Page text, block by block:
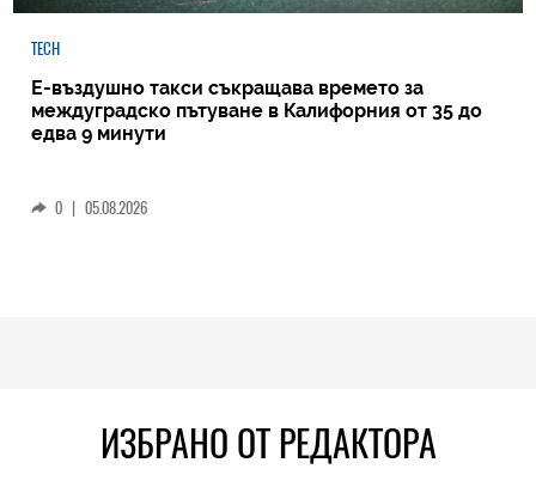
TECH
Е-въздушно такси съкращава времето за
междуградско пътуване в Калифорния от 35 до
едва 9 минути
0 | 05.08.2026
ИЗБРАНО ОТ РЕДАКТОРА